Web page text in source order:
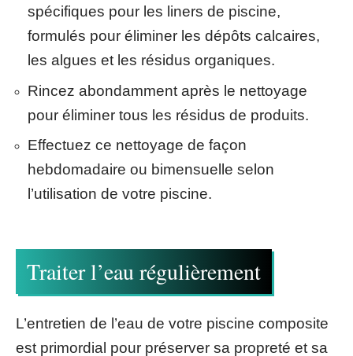
spécifiques pour les liners de piscine,
formulés pour éliminer les dépôts calcaires,
les algues et les résidus organiques.
Rincez abondamment après le nettoyage
pour éliminer tous les résidus de produits.
Effectuez ce nettoyage de façon
hebdomadaire ou bimensuelle selon
l’utilisation de votre piscine.
Traiter l’eau régulièrement
L’entretien de l’eau de votre piscine composite
est primordial pour préserver sa propreté et sa